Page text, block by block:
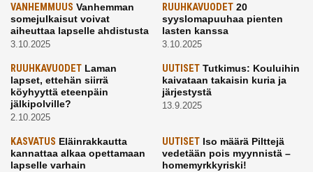
VANHEMMUUS Vanhemman
somejulkaisut voivat
aiheuttaa lapselle ahdistusta
3.10.2025
RUUHKAVUODET20
syyslomapuuhaa pienten
lasten kanssa
3.10.2025
RUUHKAVUODET Laman
lapset, ettehän siirrä
köyhyyttä eteenpäin
jälkipolville?
2.10.2025
UUTISETTutkimus: Kouluihin
kaivataan takaisin kuria ja
järjestystä
13.9.2025
KASVATUS Eläinrakkautta
kannattaa alkaa opettamaan
lapselle varhain
UUTISETIso määrä Pilttejä
vedetään pois myynnistä –
homemyrkkyriski!